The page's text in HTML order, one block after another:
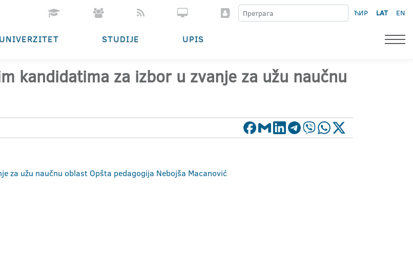
ЋИР LAT EN
UNIVERZITET STUDIJE UPIS
kandidatima za izbor u zvanje za užu naučnu
za užu naučnu oblast Opšta pedagogija Nebojša Macanović